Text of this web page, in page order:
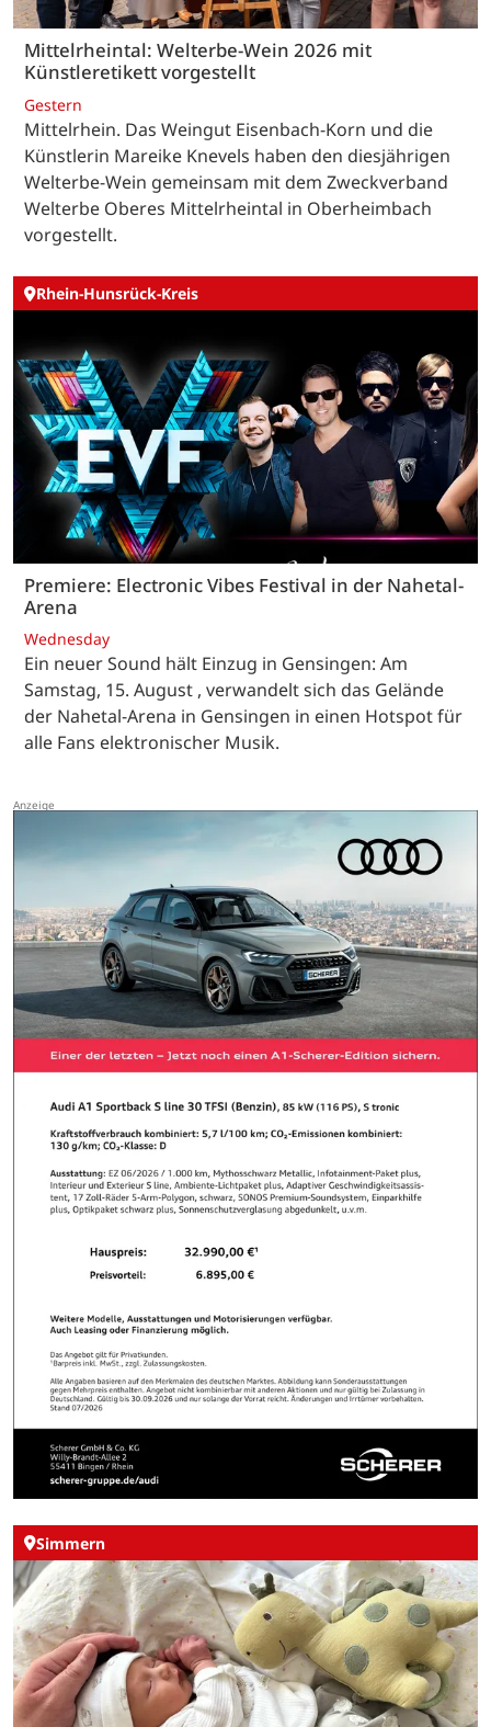
Mittelrheintal: Welterbe-Wein 2026 mit
Künstleretikett vorgestellt
Gestern
Mittelrhein. Das Weingut Eisenbach-Korn und die
Künstlerin Mareike Knevels haben den diesjährigen
Welterbe-Wein gemeinsam mit dem Zweckverband
Welterbe Oberes Mittelrheintal in Oberheimbach
vorgestellt.
Rhein-Hunsrück-Kreis
Premiere: Electronic Vibes Festival in der Nahetal-
Arena
Wednesday
Ein neuer Sound hält Einzug in Gensingen: Am
Samstag, 15. August , verwandelt sich das Gelände
der Nahetal-Arena in Gensingen in einen Hotspot für
alle Fans elektronischer Musik.
Simmern